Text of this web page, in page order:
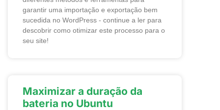
garantir uma importação e exportação bem
sucedida no WordPress - continue a ler para
descobrir como otimizar este processo para o
seu site!
Maximizar a duração da
bateria no Ubuntu